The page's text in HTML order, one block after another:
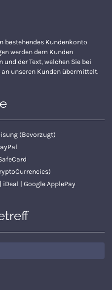
bestehendes Kundenkonto
werden dem Kunden
und der Text, welchen Sie bei
unseren Kunden übermittelt.
(Bevorzugt)
| Google ApplePay